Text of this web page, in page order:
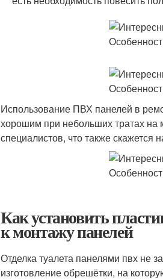
Использование ПВХ панелей в
хорошим при небольших тратах на
специалистов, что также скажется
Как установить
к монтажу панелей
Отделка туалета панелями пвх не
изготовление обрешётки, на